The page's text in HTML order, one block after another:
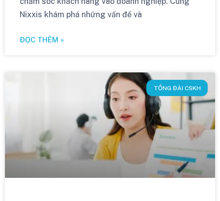
Nixxis khám phá những vấn đề và
ĐỌC THÊM »
TỔNG ĐÀI CSKH